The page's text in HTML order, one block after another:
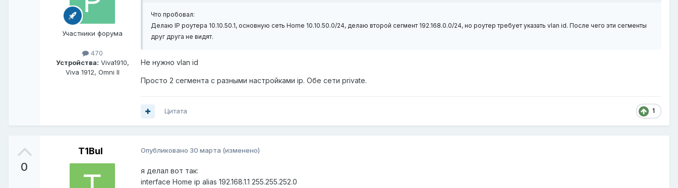
Участники форума
470
Устройства: Viva1910,
Viva 1912, Omni II
Что пробовал:
Делаю IP роутера 10.10.50.1, основную сеть Home 10.10.50.0/24, делаю второй сегмент 192.168.0.0/24, но роутер требует указать vlan id. После чего эти сегменты
друг друга не видят.
Не нужно vlan id
Просто 2 сегмента с разными настройками ip. Обе сети private.
1
Цитата
0
T1Bul Опубликовано 30 марта (изменено)
я делал вот так:
interface Home ip alias 192.168.1.1 255.255.252.0